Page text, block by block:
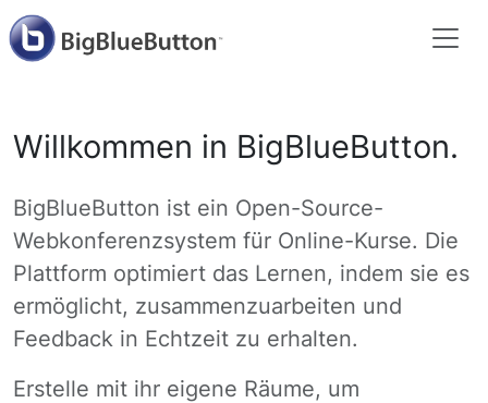
Willkommen in BigBlueButton.
BigBlueButton ist ein Open-Source-
Webkonferenzsystem für Online-Kurse. Die
Plattform optimiert das Lernen, indem sie es
ermöglicht, zusammenzuarbeiten und
Feedback in Echtzeit zu erhalten.
Erstelle mit ihr eigene Räume, um